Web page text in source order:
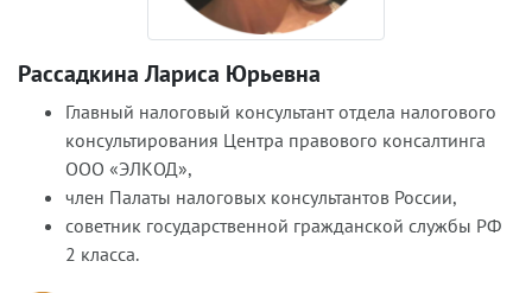
Рассадкина Лариса Юрьевна
Главный налоговый консультант отдела налогового
консультирования Центра правового консалтинга
ООО «ЭЛКОД»,
член Палаты налоговых консультантов России,
советник государственной гражданской службы РФ
2 класса.